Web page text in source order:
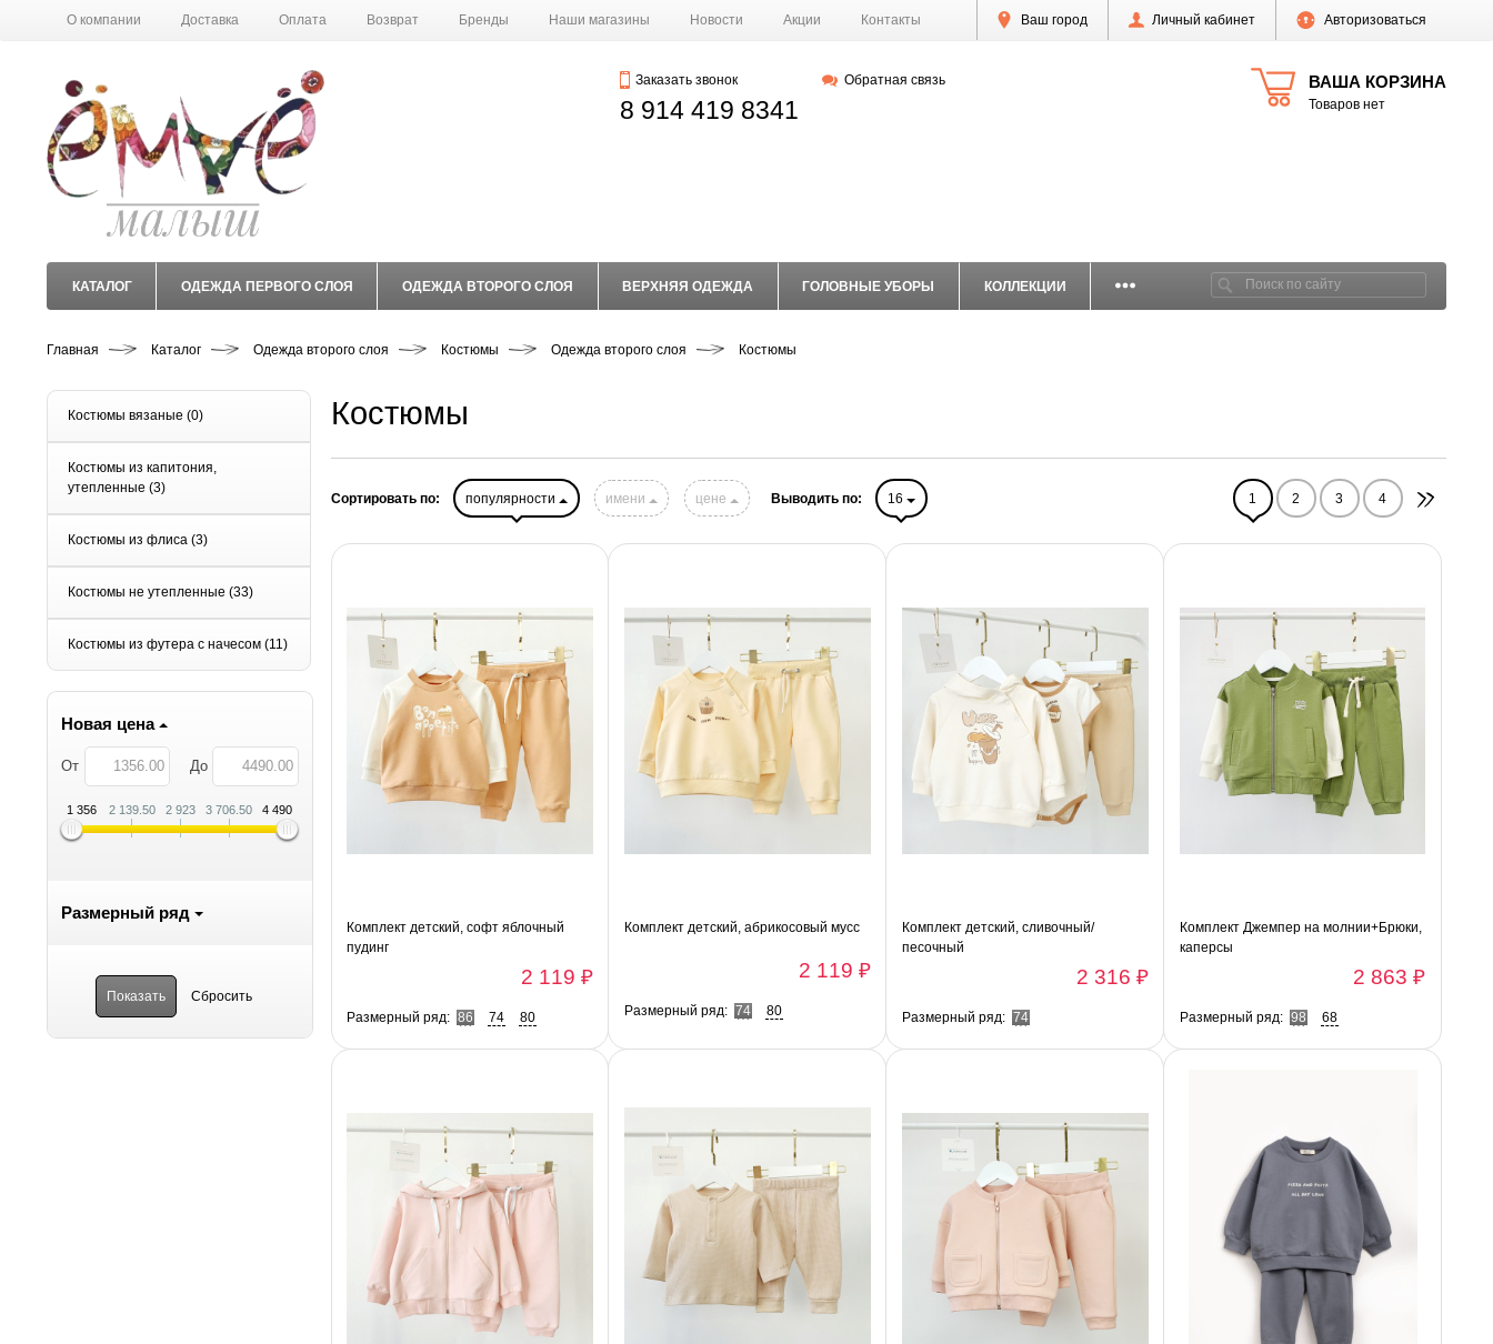
Ваш город Личный кабинет Авторизоваться
О компании Доставка Оплата Возврат Бренды Наши магазины Новости Акции Контакты
ВАША КОРЗИНА
Товаров нет
Заказать звонок
8 914 419 8341
Обратная связь
КАТАЛОГ ОДЕЖДА ПЕРВОГО СЛОЯ ОДЕЖДА ВТОРОГО СЛОЯ ВЕРХНЯЯ ОДЕЖДА ГОЛОВНЫЕ УБОРЫ КОЛЛЕКЦИИ
Главная Каталог Одежда второго слоя Костюмы Одежда второго слоя Костюмы
Костюмы вязаные (0)
Костюмы из капитония,
утепленные (3)
Костюмы из флиса (3)
Костюмы не утепленные (33)
Костюмы из футера с начесом (11)
Новая цена
От До
1 356 2 139.50 2 923 3 706.50 4 490
Размерный ряд
Костюмы
Сортировать по: популярности имени цене Выводить по: 16 1 2 3 4
Комплект детский, софт яблочный
пудинг
2 119 ₽
Размерный ряд: 86 74 80
Комплект детский, абрикосовый мусс
2 119 ₽
Размерный ряд: 74 80
Комплект детский, сливочный/
песочный
2 316 ₽
Размерный ряд: 74
Комплект Джемпер на молнии+Брюки,
каперсы
2 863 ₽
Размерный ряд: 98 68